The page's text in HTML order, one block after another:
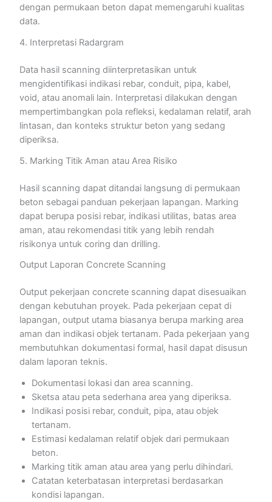
dengan permukaan beton dapat memengaruhi kualitas
data.
4. Interpretasi Radargram
Data hasil scanning diinterpretasikan untuk
mengidentifikasi indikasi rebar, conduit, pipa, kabel,
void, atau anomali lain. Interpretasi dilakukan dengan
mempertimbangkan pola refleksi, kedalaman relatif, arah
lintasan, dan konteks struktur beton yang sedang
diperiksa.
5. Marking Titik Aman atau Area Risiko
Hasil scanning dapat ditandai langsung di permukaan
beton sebagai panduan pekerjaan lapangan. Marking
dapat berupa posisi rebar, indikasi utilitas, batas area
aman, atau rekomendasi titik yang lebih rendah
risikonya untuk coring dan drilling.
Output Laporan Concrete Scanning
Output pekerjaan concrete scanning dapat disesuaikan
dengan kebutuhan proyek. Pada pekerjaan cepat di
lapangan, output utama biasanya berupa marking area
aman dan indikasi objek tertanam. Pada pekerjaan yang
membutuhkan dokumentasi formal, hasil dapat disusun
dalam laporan teknis.
Dokumentasi lokasi dan area scanning.
Sketsa atau peta sederhana area yang diperiksa.
Indikasi posisi rebar, conduit, pipa, atau objek
tertanam.
Estimasi kedalaman relatif objek dari permukaan
beton.
Marking titik aman atau area yang perlu dihindari.
Catatan keterbatasan interpretasi berdasarkan
kondisi lapangan.